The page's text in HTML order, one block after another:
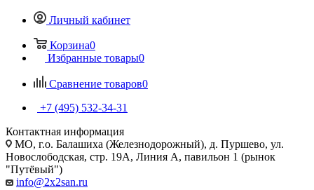
Личный кабинет
Корзина0
Избранные товары0
Сравнение товаров0
+7 (495) 532‑34‑31
Контактная информация
МО, г.о. Балашиха (Железнодорожный), д. Пуршево, ул.
Новослободская, стр. 19А, Линия А, павильон 1 (рынок
"Путёвый")
info@2x2san.ru